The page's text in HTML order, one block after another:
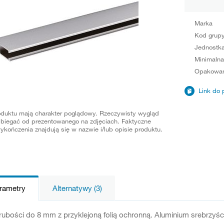
mają charakter poglądowy. Rzeczywisty wygląd
od prezentowanego na zdjęciach. Faktyczne
znajdują się w nazwie i/lub opisie produktu.
Marka
Kod
Link do
Alternatywy (3)
do 8 mm z przyklejoną folią ochronną. Aluminium